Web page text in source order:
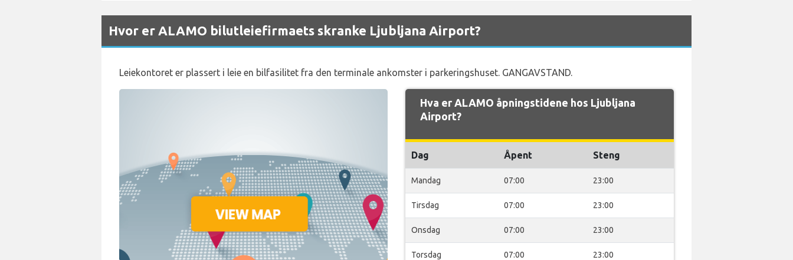
Hvor er ALAMO bilutleiefirmaets skranke Ljubljana Airport?
Leiekontoret er plassert i leie en bilfasilitet fra den terminale ankomster i parkeringshuset. GANGAVSTAND.
Hva er ALAMO åpningstidene hos Ljubljana
Airport?
Dag Åpent Steng
Mandag 07:00 23:00
Tirsdag 07:00 23:00
Onsdag 07:00 23:00
Torsdag 07:00 23:00